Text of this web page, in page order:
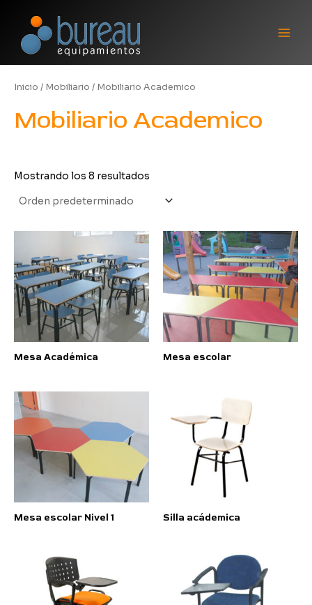
contenido
Inicio / Mobiliario / Mobiliario Academico
Mobiliario Academico
Mostrando los 8 resultados
Mesa Académica Mesa escolar
Mesa escolar Nivel 1 Silla acádemica